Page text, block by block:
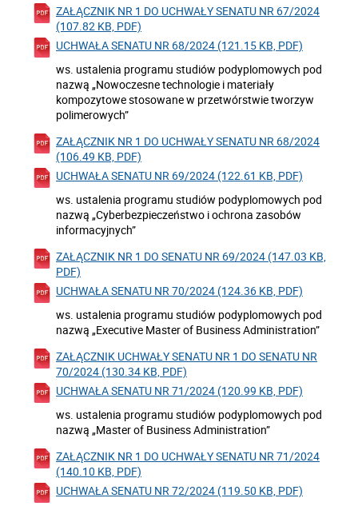
ZAŁĄCZNIK NR 1 DO UCHWAŁY SENATU NR 67/2024
(107.82 KB, PDF)
UCHWAŁA SENATU NR 68/2024 (121.15 KB, PDF)
ws. ustalenia programu studiów podyplomowych pod
nazwą „Nowoczesne technologie i materiały
kompozytowe stosowane w przetwórstwie tworzyw
polimerowych”
ZAŁĄCZNIK NR 1 DO UCHWAŁY SENATU NR 68/2024
(106.49 KB, PDF)
UCHWAŁA SENATU NR 69/2024 (122.61 KB, PDF)
ws. ustalenia programu studiów podyplomowych pod
nazwą „Cyberbezpieczeństwo i ochrona zasobów
informacyjnych”
ZAŁĄCZNIK NR 1 DO SENATU NR 69/2024 (147.03 KB,
PDF)
UCHWAŁA SENATU NR 70/2024 (124.36 KB, PDF)
ws. ustalenia programu studiów podyplomowych pod
nazwą „Executive Master of Business Administration”
ZAŁĄCZNIK UCHWAŁY SENATU NR 1 DO SENATU NR
70/2024 (130.34 KB, PDF)
UCHWAŁA SENATU NR 71/2024 (120.99 KB, PDF)
ws. ustalenia programu studiów podyplomowych pod
nazwą „Master of Business Administration”
ZAŁĄCZNIK NR 1 DO UCHWAŁY SENATU NR 71/2024
(140.10 KB, PDF)
UCHWAŁA SENATU NR 72/2024 (119.50 KB, PDF)